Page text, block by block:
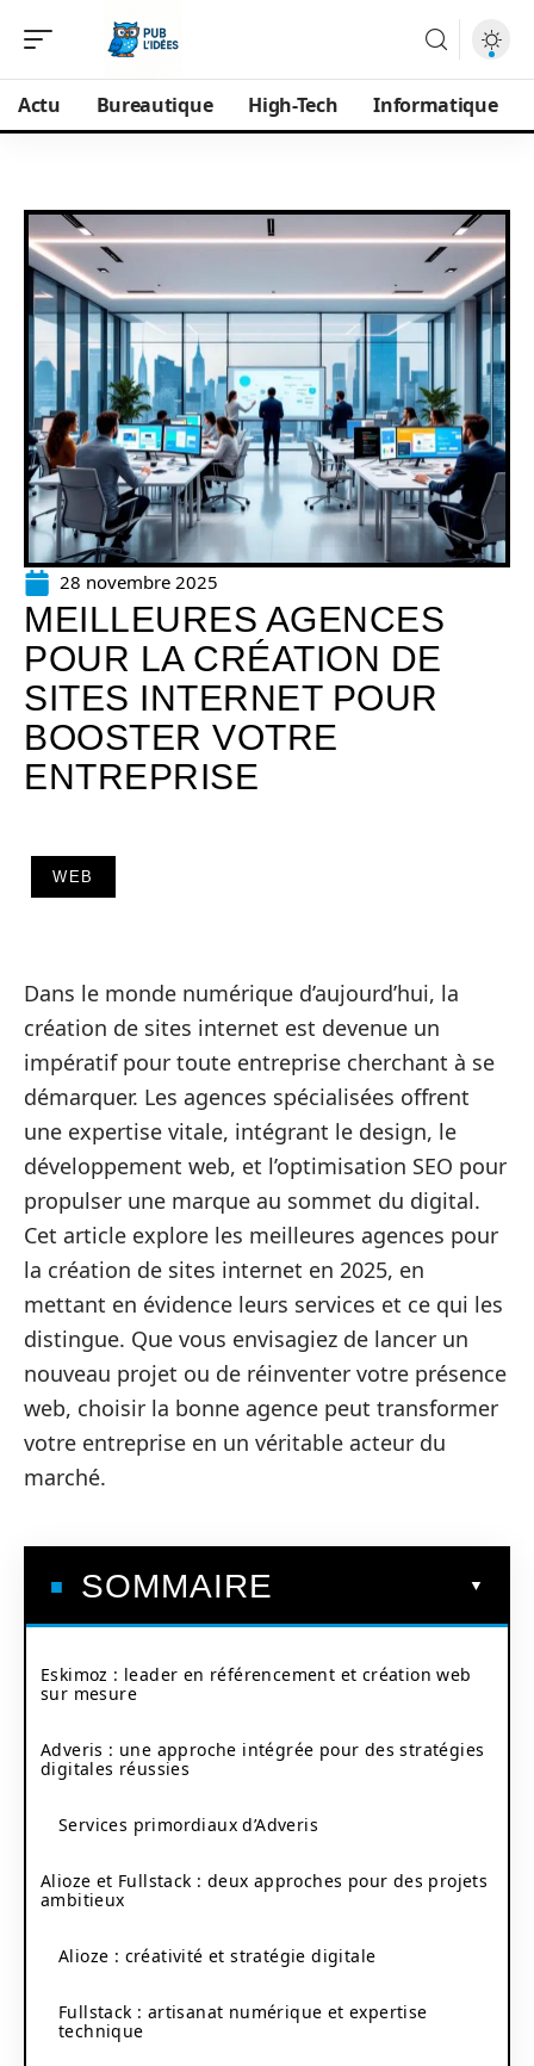
Actu Bureautique High-Tech Informatique
28 novembre 2025
MEILLEURES AGENCES
POUR LA CRÉATION DE
SITES INTERNET POUR
BOOSTER VOTRE
ENTREPRISE
WEB
Dans le monde numérique d’aujourd’hui, la
création de sites internet est devenue un
impératif pour toute entreprise cherchant à se
démarquer. Les agences spécialisées offrent
une expertise vitale, intégrant le design, le
développement web, et l’optimisation SEO pour
propulser une marque au sommet du digital.
Cet article explore les meilleures agences pour
la création de sites internet en 2025, en
mettant en évidence leurs services et ce qui les
distingue. Que vous envisagiez de lancer un
nouveau projet ou de réinventer votre présence
web, choisir la bonne agence peut transformer
votre entreprise en un véritable acteur du
marché.
SOMMAIRE
Eskimoz : leader en référencement et création web
sur mesure
Adveris : une approche intégrée pour des stratégies
digitales réussies
Services primordiaux d’Adveris
Alioze et Fullstack : deux approches pour des projets
ambitieux
Alioze : créativité et stratégie digitale
Fullstack : artisanat numérique et expertise
technique